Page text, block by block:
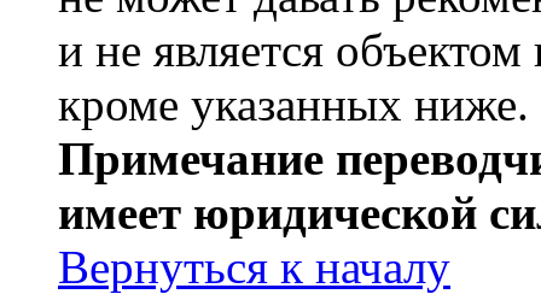
и не является
кроме указанных ниже.
Примечание
имеет юридической
Вернуться к началу